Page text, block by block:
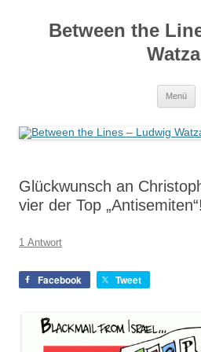
springenBetween the
Menü
Glückwunsch an
vier der Top „Antisemiten“!
1 Antwort
Facebook Tweet